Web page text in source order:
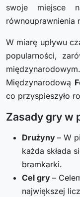
swoje miejsce
równouprawnienia
W miarę upływu
popularności,
Międzynarodową
co przyspieszyło
Zasady gry w
Drużyny – W
każda składa
bramkarki.
Cel gry –
największej